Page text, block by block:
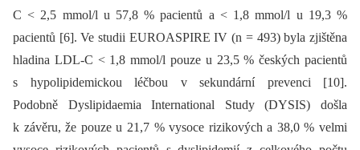
C < 2,5 mmol/l u 57,8 % pacientů a < 1,8 mmol/l u 19,3 %
pacientů [6]. Ve studii EUROASPIRE IV (n = 493) byla zjištěna
hladina LDL-C < 1,8 mmol/l pouze u 23,5 % českých pacientů
s hypo­lipidemickou léčbou v sekundární prevenci [10].
Podobně Dyslipidaemia International Study (DYSIS) došla
k závěru, že pouze u 21,7 % vysoce rizikových a 38,0 % velmi